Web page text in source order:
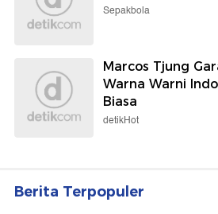
Sepakbola
Marcos Tjung
Warna Warni
Biasa
detikHot
Berita Terpopuler